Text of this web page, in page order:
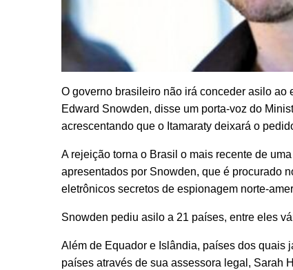
O governo brasileiro não irá conceder asilo
Edward Snowden, disse um porta-voz do
acrescentando que o Itamaraty deixará o
A rejeição torna o Brasil o mais recente de
apresentados por Snowden, que é procurado
eletrônicos secretos de espionagem norte-
Snowden pediu asilo a 21 países, entre eles
Além de Equador e Islândia, países dos quais
países através de sua assessora legal, Sarah